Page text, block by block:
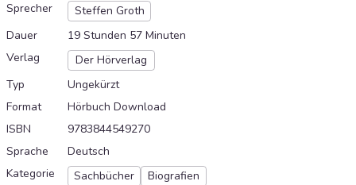
Sprecher
Steffen Groth
Dauer
19 Stunden 57 Minuten
Verlag
Der Hörverlag
Typ
Ungekürzt
Format
Hörbuch Download
ISBN
9783844549270
Sprache
Deutsch
Kategorie
Sachbücher Biografien